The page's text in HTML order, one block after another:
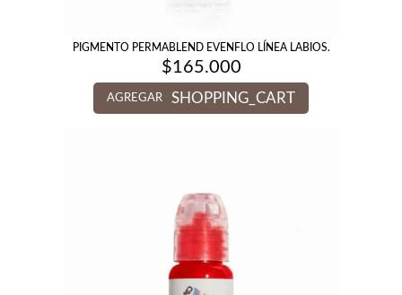
PIGMENTO PERMABLEND EVENFLO LÍNEA LABIOS.
$165.000
AGREGAR SHOPPING_CART